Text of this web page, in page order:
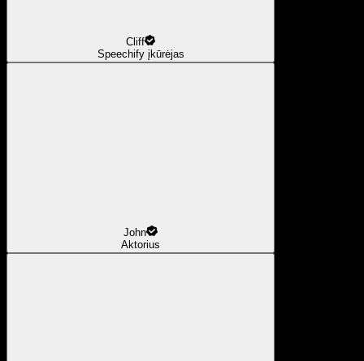
Cliff
Speechify įkūrėjas
John
Aktorius